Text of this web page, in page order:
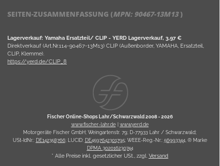
SEITEN-ZUSAMMENFASSUNG (MPN: 90467-13M13)
Lagerverkauf: Yamaha Ersatzteil/ CLIP - YERD Lagerverkauf, 3,97 €
Direktverkauf (Art.Nr.114-90467-13M13) CLIP (Außenborder, YAMAHA, Ersatzteil,
CLIP, Klemme).
https://yerd.de/CLIP_8
Fischer Online-Shops Lahr/Schwarzwald 2008 -2026
www.fischer-lahr.de| www.yerd.de
Motorgeräte Fischer GmbH; Weingartenstr. 79; D-77933 Lahr / Schwarzwald;
USt-IdNr.: DE142358766; LUCID: DE4597642301795; WEEE-Reg.-Nr.: 56993344, ® Marke
DPMA 302016230744
* Alle Preise inkl. gesetzlicher USt., zzgl. Versand